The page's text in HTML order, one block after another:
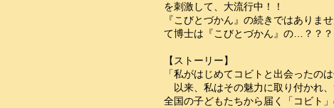
を刺激して、大流行中！！
『こびとづかん』の続きではありま
て博士は『こびとづかん』の…？？？
【ストーリー】
「私がはじめてコビトと出会ったの
以来、私はその魅力に取り付かれ
全国の子どもたちから届く「コビト